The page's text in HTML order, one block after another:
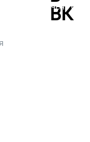
Мы очень